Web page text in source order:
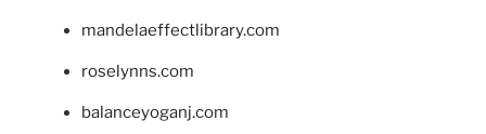
mandelaeffectlibrary.com
roselynns.com
balanceyoganj.com